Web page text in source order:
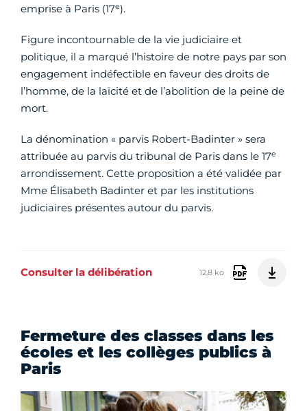
emprise à Paris (17e).
Figure incontournable de la vie judiciaire et
politique, il a marqué l’histoire de notre pays par son
engagement indéfectible en faveur des droits de
l’homme, de la laïcité et de l’abolition de la peine de
mort.
La dénomination « parvis Robert-Badinter » sera
attribuée au parvis du tribunal de Paris dans le 17e
arrondissement. Cette proposition a été validée par
Mme Élisabeth Badinter et par les institutions
judiciaires présentes autour du parvis.
Consulter la délibération 12,8 ko
Fermeture des classes dans les
écoles et les collèges publics à
Paris